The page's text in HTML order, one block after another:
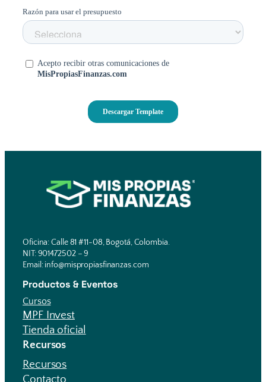
Oficina: Calle 81 #11-08, Bogotá, Colombia.
NIT: 901472502 – 9
Email: info@mispropiasfinanzas.com
Productos & Eventos
Cursos
MPF Invest
Tienda oficial
Recursos
Recursos
Contacto